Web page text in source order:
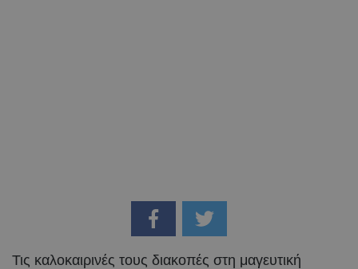
Τις καλοκαιρινές τους διακοπές στη μαγευτική